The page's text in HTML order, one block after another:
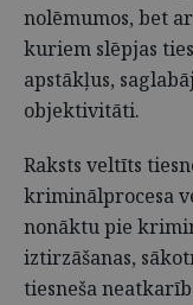
nolēmumos, bet
kuriem slēpjas
apstākļus,
objektivitāti.
Raksts veltīts
kriminālprocesa
nonāktu pie
iztirzāšanas,
tiesneša